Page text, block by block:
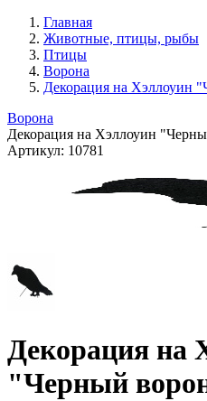
Главная
Животные, птицы, рыбы
Птицы
Ворона
Декорация на Хэллоуин
Ворона
Декорация на Хэллоуин
Артикул: 10781
Декорация на
"Черный